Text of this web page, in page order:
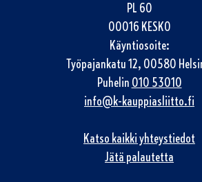
PL 60
00016 KESKO
Käyntiosoite:
Työpajankatu 12, 00580
Puhelin 010 53010
info@k-kauppiasliitto.fi
Katso kaikki yhteystiedot
Jätä palautetta